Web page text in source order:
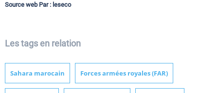
Source web Par : leseco
Les tags en relation
Sahara marocain Forces armées royales (FAR)